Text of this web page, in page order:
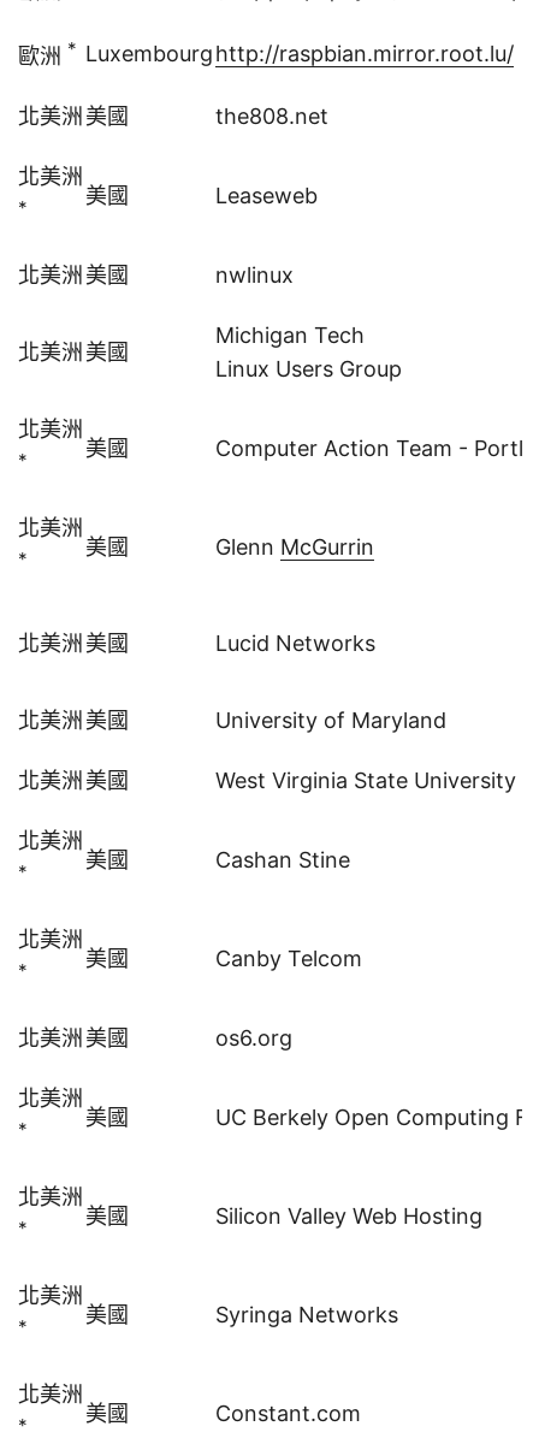
歐洲 * Luxembourghttp://raspbian.mirror.root.lu/
北美洲 美國 the808.net
北美洲
* 美國 Leaseweb
北美洲 美國 nwlinux
北美洲 美國
Michigan Tech
Linux Users Group
北美洲
* 美國 Computer Action Team -
北美洲
* 美國 Glenn McGurrin
北美洲 美國 Lucid Networks
北美洲 美國 University of Maryland
北美洲 美國 West Virginia State University
北美洲
* 美國 Cashan Stine
北美洲
* 美國 Canby Telcom
北美洲 美國 os6.org
北美洲
* 美國 UC Berkely Open Computing
北美洲
* 美國 Silicon Valley Web Hosting
北美洲
* 美國 Syringa Networks
北美洲
* 美國 Constant.com